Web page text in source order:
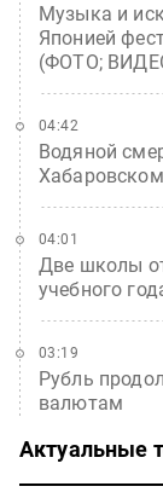
Музыка и
Японией
(ФОТО;
Водяной
04:42
Две школы
учебного
04:01
Рубль
валютам
03:19
Актуальные